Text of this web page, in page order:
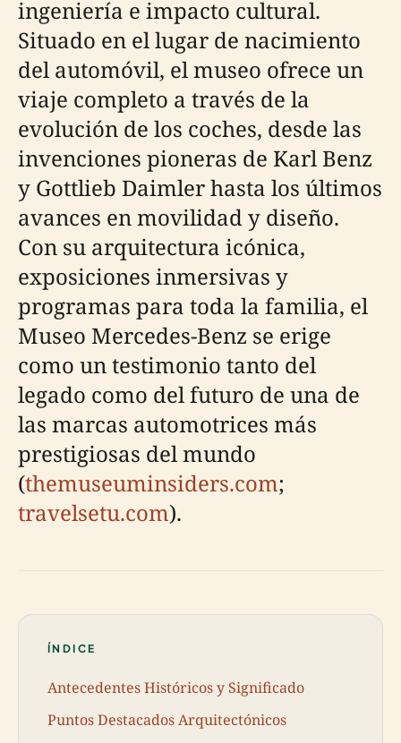
ingeniería e impacto cultural.
Situado en el lugar de nacimiento
del automóvil, el museo ofrece un
viaje completo a través de la
evolución de los coches, desde las
invenciones pioneras de Karl Benz
y Gottlieb Daimler hasta los últimos
avances en movilidad y diseño.
Con su arquitectura icónica,
exposiciones inmersivas y
programas para toda la familia, el
Museo Mercedes-Benz se erige
como un testimonio tanto del
legado como del futuro de una de
las marcas automotrices más
prestigiosas del mundo
(themuseuminsiders.com;
travelsetu.com).
ÍNDICE
Antecedentes Históricos y Significado
Puntos Destacados Arquitectónicos